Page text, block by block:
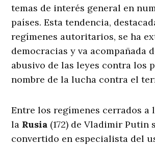
temas de interés general en
países. Esta tendencia,
regímenes autoritarios, se ha
democracias y va acompañada
abusivo de las leyes contra los
nombre de la lucha contra el
Entre los regímenes cerrados a
la Rusia (172) de Vladimir Putin
convertido en especialista del